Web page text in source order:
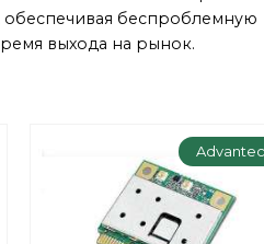
беспроблемную
выхода на рынок.